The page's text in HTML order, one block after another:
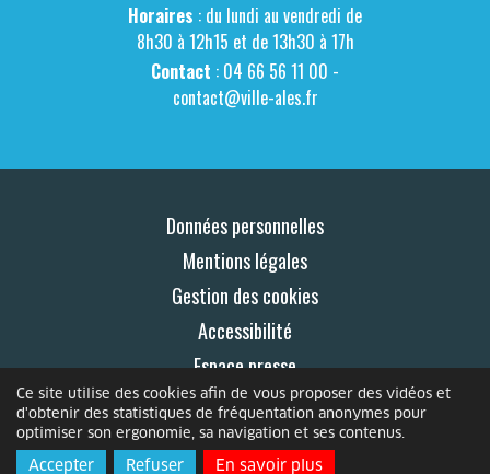
Ce site utilise des cookies afin de vous proposer des vidéos et
d'obtenir des statistiques de fréquentation anonymes pour
optimiser son ergonomie, sa navigation et ses contenus.
Accepter Refuser En savoir plus
Horaires : du lundi au vendredi de
8h30 à 12h15 et de 13h30 à 17h
Contact : 04 66 56 11 00 -
contact@ville-ales.fr
© 2026 Le Mag
Données personnelles
Mentions légales
Gestion des cookies
Accessibilité
Espace presse
Contact